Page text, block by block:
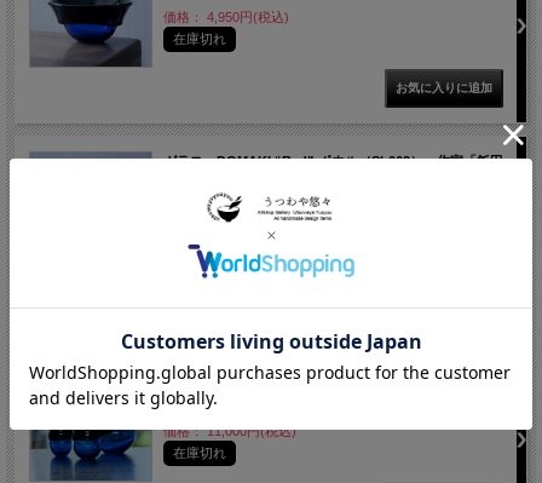
価格： 4,950円(税込)
在庫切れ
ガラス DOMAKI “Red” ボウル（SI-062） 作家「飯田
価格： 4,950円(税込)
在庫切れ
ガラス DOMAKI “Blue” 酒器揃（SI-061） 作家「飯田
将平」
価格： 11,000円(税込)
在庫切れ